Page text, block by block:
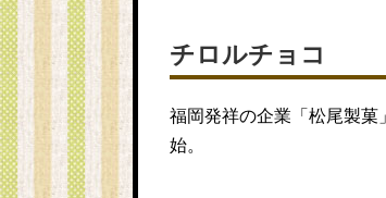
チロルチョコ
福岡発祥の企業「松尾製菓
始。